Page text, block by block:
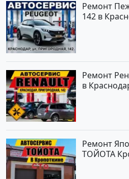
Ремонт
142 в
Ремонт
в
Ремонт
ТОЙОТА